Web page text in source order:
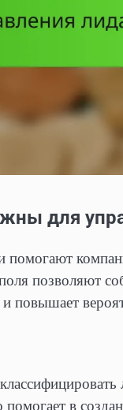
для
помогают
позволяют
повышает
в